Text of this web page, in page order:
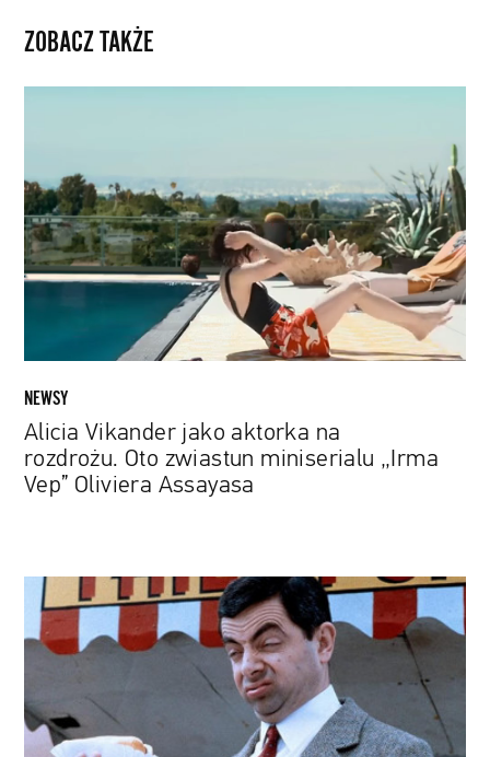
ZOBACZ TAKŻE
aktorka
na
rozdrożu.
Oto
zwiastun
Vep”
Oliviera
NEWSY
Alicia Vikander jako aktorka na
rozdrożu. Oto zwiastun miniserialu „Irma
Vep” Oliviera Assayasa
Nowy
film
z
będzie
animacją,